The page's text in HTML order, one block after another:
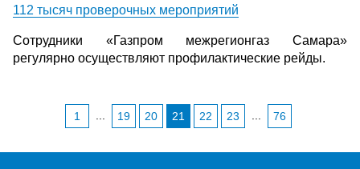
112 тысяч проверочных мероприятий
Сотрудники «Газпром межрегионгаз Самара»
регулярно осуществляют профилактические рейды.
1 19 20 21 22 23 76